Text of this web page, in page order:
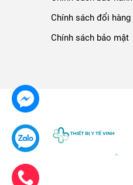
Chính sách đổi hàng
Chính sách bảo mật